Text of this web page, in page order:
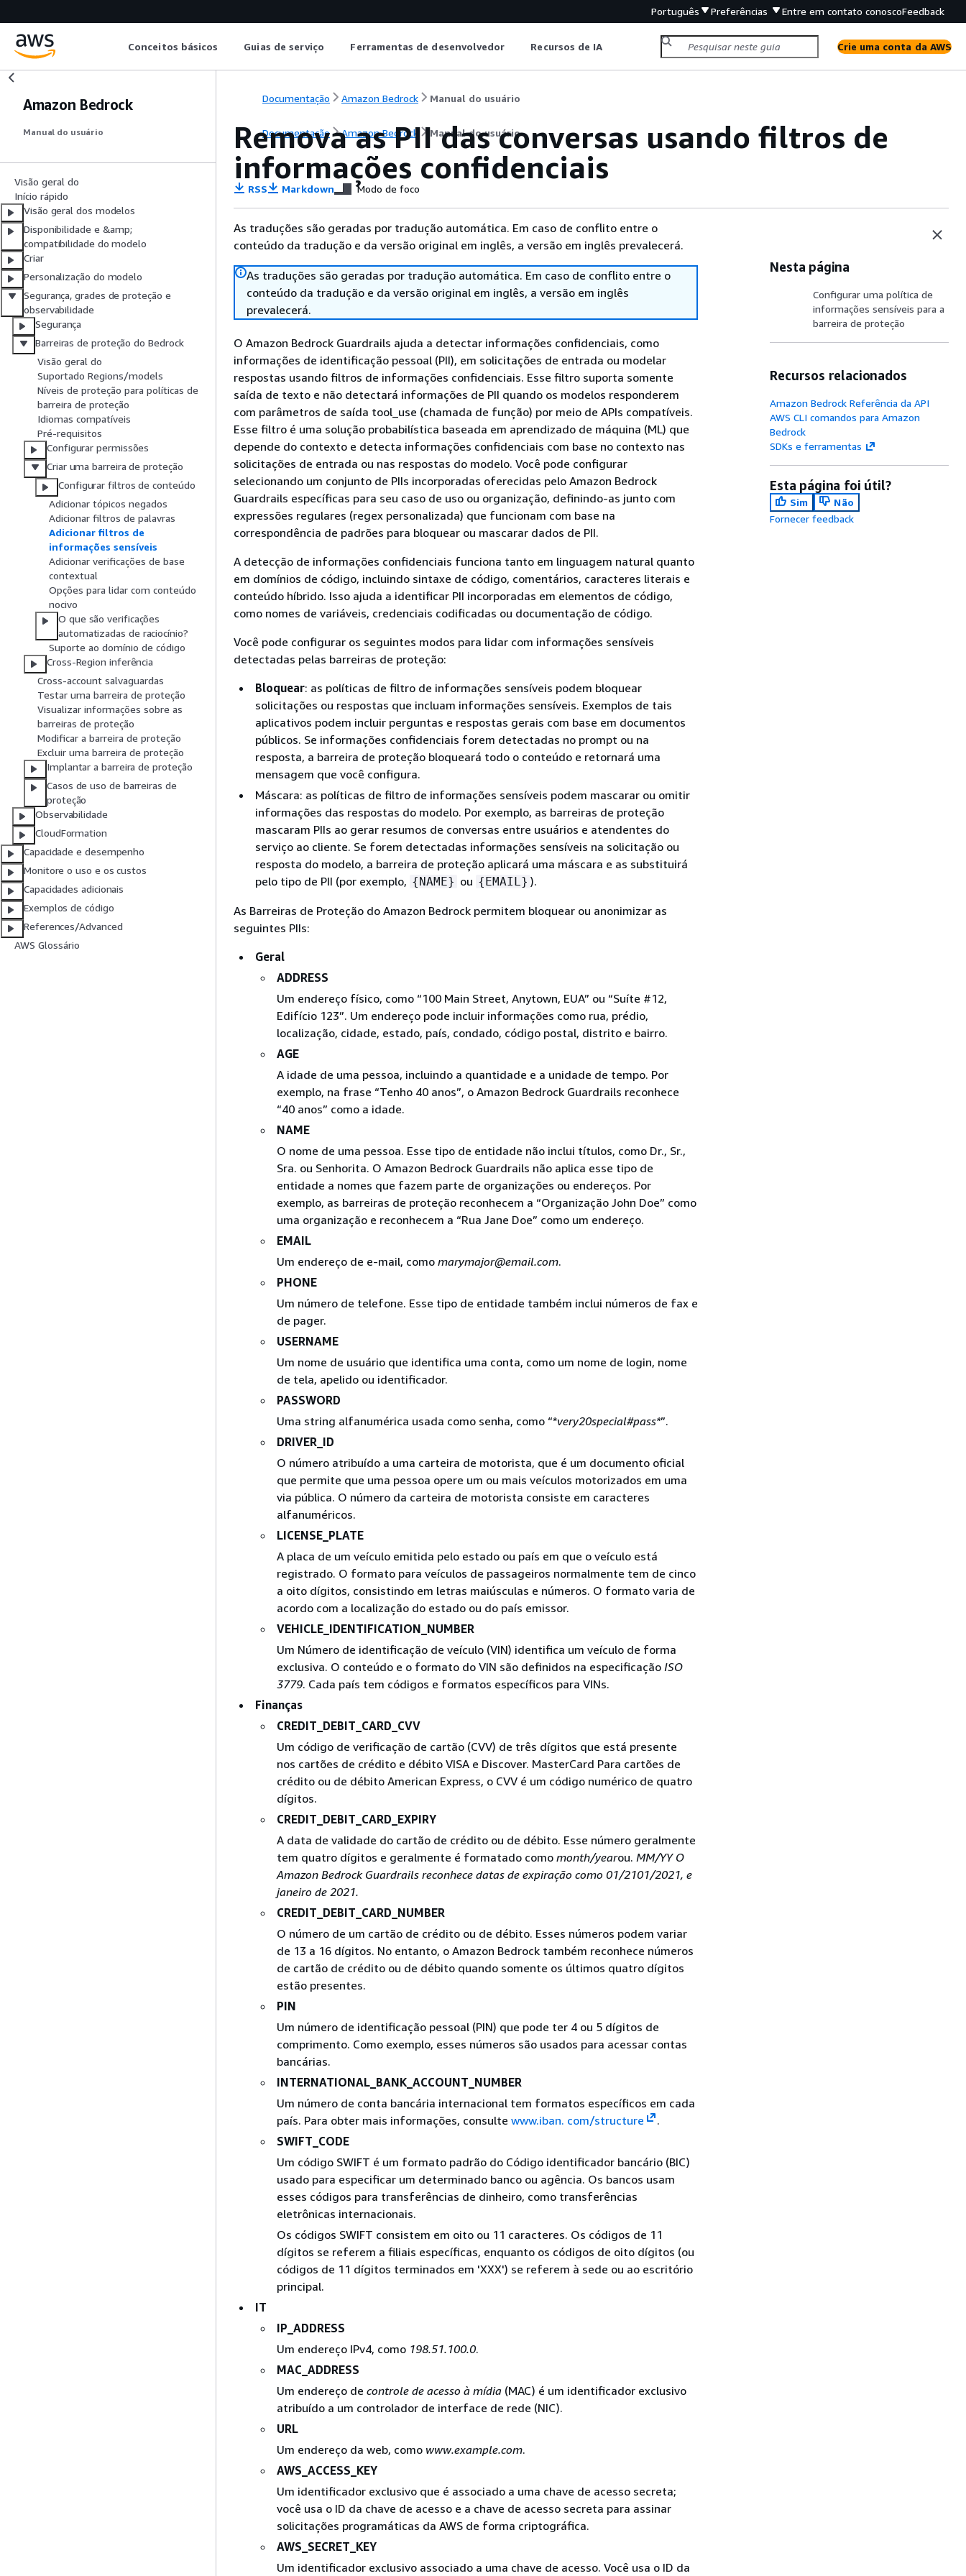
Português Preferências Entre em contato conoscoFeedback
Conceitos básicos Guias de serviço Ferramentas de desenvolvedor Recursos de IA Crie uma conta da AWS
Amazon Bedrock
Manual do usuário
Visão geral do
Início rápido
Visão geral dos modelos
Disponibilidade e &amp;
compatibilidade do modelo
Criar
Personalização do modelo
Segurança, grades de proteção e
observabilidade
Segurança
Barreiras de proteção do Bedrock
Visão geral do
Suportado Regions/models
Níveis de proteção para políticas de
barreira de proteção
Idiomas compatíveis
Pré-requisitos
Configurar permissões
Criar uma barreira de proteção
Configurar filtros de conteúdo
Adicionar tópicos negados
Adicionar filtros de palavras
Adicionar filtros de
informações sensíveis
Adicionar verificações de base
contextual
Opções para lidar com conteúdo
nocivo
O que são verificações
automatizadas de raciocínio?
Suporte ao domínio de código
Cross-Region inferência
Cross-account salvaguardas
Testar uma barreira de proteção
Visualizar informações sobre as
barreiras de proteção
Modificar a barreira de proteção
Excluir uma barreira de proteção
Implantar a barreira de proteção
Casos de uso de barreiras de
proteção
Observabilidade
CloudFormation
Capacidade e desempenho
Monitore o uso e os custos
Capacidades adicionais
Exemplos de código
References/Advanced
AWS Glossário
Documentação Amazon Bedrock Manual do usuário
Documentação Amazon Bedrock Manual do usuário
Remova as PII das conversas usando filtros de
informações confidenciais
RSS Markdown Modo de foco
As traduções são geradas por tradução automática. Em caso de conflito entre o
conteúdo da tradução e da versão original em inglês, a versão em inglês prevalecerá.
As traduções são geradas por tradução automática. Em caso de conflito entre o
conteúdo da tradução e da versão original em inglês, a versão em inglês
prevalecerá.
O Amazon Bedrock Guardrails ajuda a detectar informações confidenciais, como
informações de identificação pessoal (PII), em solicitações de entrada ou modelar
respostas usando filtros de informações confidenciais. Esse filtro suporta somente
saída de texto e não detectará informações de PII quando os modelos responderem
com parâmetros de saída tool_use (chamada de função) por meio de APIs compatíveis.
Esse filtro é uma solução probabilística baseada em aprendizado de máquina (ML) que
depende do contexto e detecta informações confidenciais com base no contexto nas
solicitações de entrada ou nas respostas do modelo. Você pode configurar
selecionando um conjunto de PIIs incorporadas oferecidas pelo Amazon Bedrock
Guardrails específicas para seu caso de uso ou organização, definindo-as junto com
expressões regulares (regex personalizada) que funcionam com base na
correspondência de padrões para bloquear ou mascarar dados de PII.
A detecção de informações confidenciais funciona tanto em linguagem natural quanto
em domínios de código, incluindo sintaxe de código, comentários, caracteres literais e
conteúdo híbrido. Isso ajuda a identificar PII incorporadas em elementos de código,
como nomes de variáveis, credenciais codificadas ou documentação de código.
Você pode configurar os seguintes modos para lidar com informações sensíveis
detectadas pelas barreiras de proteção:
Bloquear: as políticas de filtro de informações sensíveis podem bloquear
solicitações ou respostas que incluam informações sensíveis. Exemplos de tais
aplicativos podem incluir perguntas e respostas gerais com base em documentos
públicos. Se informações confidenciais forem detectadas no prompt ou na
resposta, a barreira de proteção bloqueará todo o conteúdo e retornará uma
mensagem que você configura.
Máscara: as políticas de filtro de informações sensíveis podem mascarar ou omitir
informações das respostas do modelo. Por exemplo, as barreiras de proteção
mascaram PIIs ao gerar resumos de conversas entre usuários e atendentes do
serviço ao cliente. Se forem detectadas informações sensíveis na solicitação ou
resposta do modelo, a barreira de proteção aplicará uma máscara e as substituirá
pelo tipo de PII (por exemplo, {NAME} ou {EMAIL} ).
As Barreiras de Proteção do Amazon Bedrock permitem bloquear ou anonimizar as
seguintes PIIs:
Geral
ADDRESS
Um endereço físico, como “100 Main Street, Anytown, EUA” ou “Suíte #12,
Edifício 123”. Um endereço pode incluir informações como rua, prédio,
localização, cidade, estado, país, condado, código postal, distrito e bairro.
AGE
A idade de uma pessoa, incluindo a quantidade e a unidade de tempo. Por
exemplo, na frase “Tenho 40 anos”, o Amazon Bedrock Guardrails reconhece
“40 anos” como a idade.
NAME
O nome de uma pessoa. Esse tipo de entidade não inclui títulos, como Dr., Sr.,
Sra. ou Senhorita. O Amazon Bedrock Guardrails não aplica esse tipo de
entidade a nomes que fazem parte de organizações ou endereços. Por
exemplo, as barreiras de proteção reconhecem a “Organização John Doe” como
uma organização e reconhecem a “Rua Jane Doe” como um endereço.
EMAIL
Um endereço de e-mail, como marymajor@email.com.
PHONE
Um número de telefone. Esse tipo de entidade também inclui números de fax e
de pager.
USERNAME
Um nome de usuário que identifica uma conta, como um nome de login, nome
de tela, apelido ou identificador.
PASSWORD
Uma string alfanumérica usada como senha, como “*very20special#pass*”.
DRIVER_ID
O número atribuído a uma carteira de motorista, que é um documento oficial
que permite que uma pessoa opere um ou mais veículos motorizados em uma
via pública. O número da carteira de motorista consiste em caracteres
alfanuméricos.
LICENSE_PLATE
A placa de um veículo emitida pelo estado ou país em que o veículo está
registrado. O formato para veículos de passageiros normalmente tem de cinco
a oito dígitos, consistindo em letras maiúsculas e números. O formato varia de
acordo com a localização do estado ou do país emissor.
VEHICLE_IDENTIFICATION_NUMBER
Um Número de identificação de veículo (VIN) identifica um veículo de forma
exclusiva. O conteúdo e o formato do VIN são definidos na especificação ISO
3779. Cada país tem códigos e formatos específicos para VINs.
Finanças
CREDIT_DEBIT_CARD_CVV
Um código de verificação de cartão (CVV) de três dígitos que está presente
nos cartões de crédito e débito VISA e Discover. MasterCard Para cartões de
crédito ou de débito American Express, o CVV é um código numérico de quatro
dígitos.
CREDIT_DEBIT_CARD_EXPIRY
A data de validade do cartão de crédito ou de débito. Esse número geralmente
tem quatro dígitos e geralmente é formatado como month/yearou. MM/YY O
Amazon Bedrock Guardrails reconhece datas de expiração como 01/2101/2021, e
janeiro de 2021.
CREDIT_DEBIT_CARD_NUMBER
O número de um cartão de crédito ou de débito. Esses números podem variar
de 13 a 16 dígitos. No entanto, o Amazon Bedrock também reconhece números
de cartão de crédito ou de débito quando somente os últimos quatro dígitos
estão presentes.
PIN
Um número de identificação pessoal (PIN) que pode ter 4 ou 5 dígitos de
comprimento. Como exemplo, esses números são usados para acessar contas
bancárias.
INTERNATIONAL_BANK_ACCOUNT_NUMBER
Um número de conta bancária internacional tem formatos específicos em cada
país. Para obter mais informações, consulte www.iban. com/structure
.
SWIFT_CODE
Um código SWIFT é um formato padrão do Código identificador bancário (BIC)
usado para especificar um determinado banco ou agência. Os bancos usam
esses códigos para transferências de dinheiro, como transferências
eletrônicas internacionais.
Os códigos SWIFT consistem em oito ou 11 caracteres. Os códigos de 11
dígitos se referem a filiais específicas, enquanto os códigos de oito dígitos (ou
códigos de 11 dígitos terminados em 'XXX') se referem à sede ou ao escritório
principal.
IT
IP_ADDRESS
Um endereço IPv4, como 198.51.100.0.
MAC_ADDRESS
Um endereço de controle de acesso à mídia (MAC) é um identificador exclusivo
atribuído a um controlador de interface de rede (NIC).
URL
Um endereço da web, como www.example.com.
AWS_ACCESS_KEY
Um identificador exclusivo que é associado a uma chave de acesso secreta;
você usa o ID da chave de acesso e a chave de acesso secreta para assinar
solicitações programáticas da AWS de forma criptográfica.
AWS_SECRET_KEY
Um identificador exclusivo associado a uma chave de acesso. Você usa o ID da
Nesta página
Configurar uma política de
informações sensíveis para a
barreira de proteção
Recursos relacionados
Amazon Bedrock Referência da API
AWS CLI comandos para Amazon
Bedrock
SDKs e ferramentas
Esta página foi útil?
Sim
Não
Fornecer feedback